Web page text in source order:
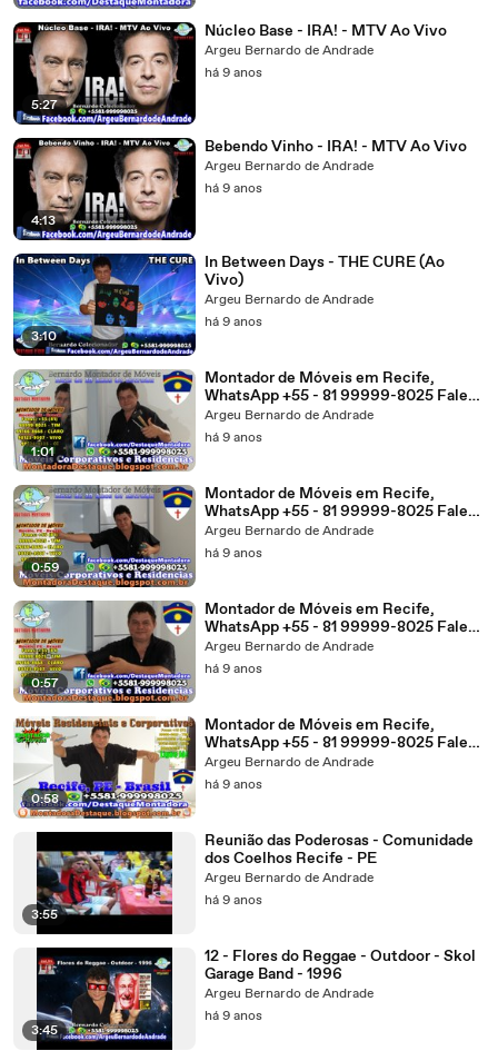
5:27
Núcleo Base - IRA! - MTV Ao Vivo
Argeu Bernardo de Andrade
há 9 anos
4:13
Bebendo Vinho - IRA! - MTV Ao Vivo
Argeu Bernardo de Andrade
há 9 anos
3:10
In Between Days - THE CURE (Ao
Vivo)
Argeu Bernardo de Andrade
há 9 anos
1:01
Montador de Móveis em Recife,
WhatsApp +55 - 81 99999-8025 Fale
Com Bernardo, Atendendo Grande
Parte do Nordeste!
Argeu Bernardo de Andrade
há 9 anos
0:59
Montador de Móveis em Recife,
WhatsApp +55 - 81 99999-8025 Fale
Com Bernardo, Ligue Sem
Compromisso!
Argeu Bernardo de Andrade
há 9 anos
0:57
Montador de Móveis em Recife,
WhatsApp +55 - 81 99999-8025 Fale
Com Bernardo, Ligue e Comprove!
Argeu Bernardo de Andrade
há 9 anos
0:58
Montador de Móveis em Recife,
WhatsApp +55 - 81 99999-8025 Fale
Com Bernardo, Ligue Já!
Argeu Bernardo de Andrade
há 9 anos
3:55
Reunião das Poderosas - Comunidade
dos Coelhos Recife - PE
Argeu Bernardo de Andrade
há 9 anos
3:45
12 - Flores do Reggae - Outdoor - Skol
Garage Band - 1996
Argeu Bernardo de Andrade
há 9 anos